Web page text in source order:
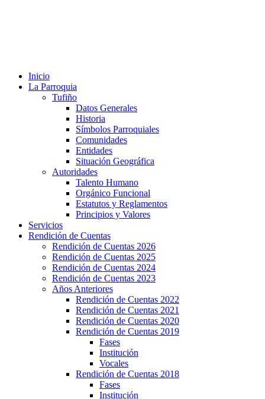
Inicio
La Parroquia
Tufiño
Datos Generales
Historia
Símbolos Parroquiales
Comunidades
Entidades
Situación Geográfica
Autoridades
Talento Humano
Orgánico Funcional
Estatutos y Reglamentos
Principios y Valores
Servicios
Rendición de Cuentas
Rendición de Cuentas 2026
Rendición de Cuentas 2025
Rendición de Cuentas 2024
Rendición de Cuentas 2023
Años Anteriores
Rendición de Cuentas 2022
Rendición de Cuentas 2021
Rendición de Cuentas 2020
Rendición de Cuentas 2019
Fases
Institución
Vocales
Rendición de Cuentas 2018
Fases
Institución